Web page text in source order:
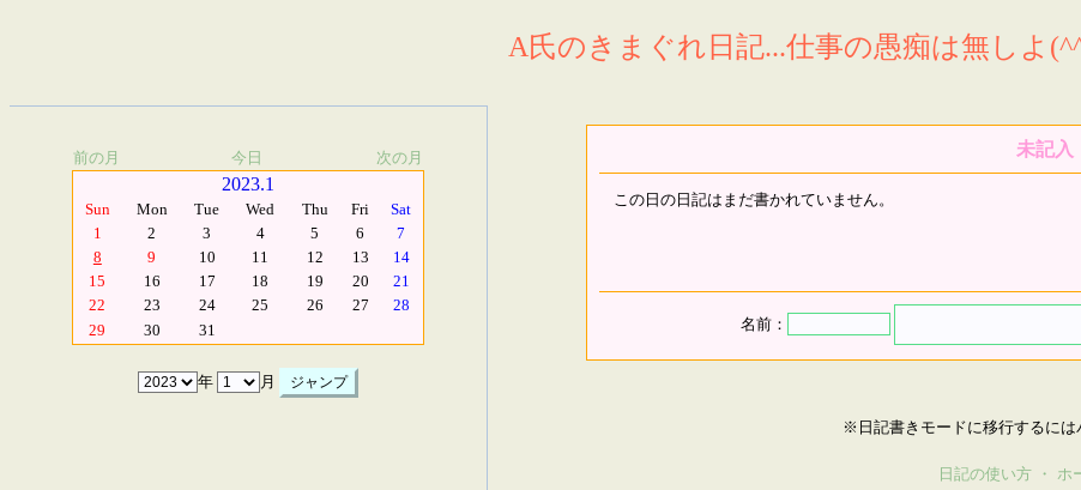
A氏のきまぐれ日記...仕事の愚痴は無しよ
前の月 今日 次の月
2023.1
Sun Mon Tue Wed Thu Fri
Sat
1
2 3 4 5 6
7
8
9 10 11 12 13
14
15
16 17 18 19 20
21
22
23 24 25 26 27
28
29
30 31
年 月
未記入
この日の日記はまだ書かれていません。
名前：
※日記書きモードに移行するには
日記の使い方 ・ ホ